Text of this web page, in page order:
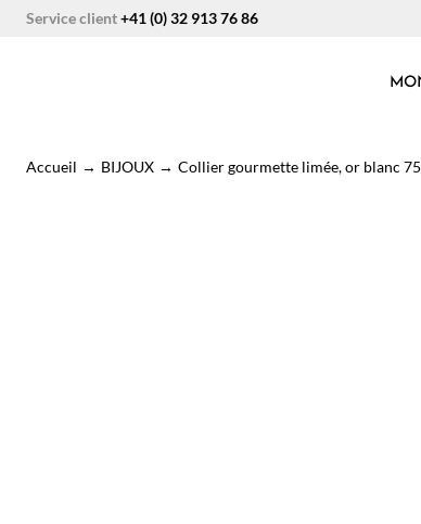
AllerService client+41 (0) 32 913 76 86
Accueil → BIJOUX → Collier gourmette limée, or blanc